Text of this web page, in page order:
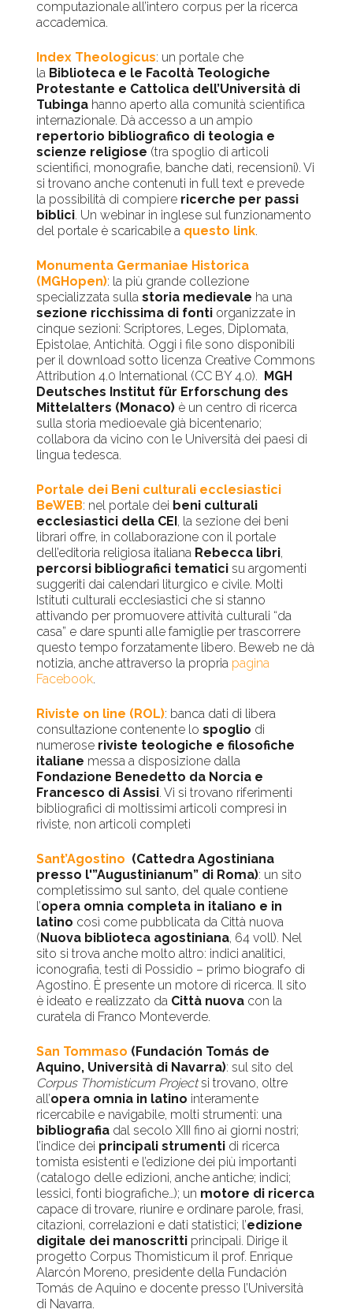
computazionale all’intero corpus per la ricerca
accademica.
Index Theologicus: un portale che
la Biblioteca e le Facoltà Teologiche
Protestante e Cattolica dell’Università di
Tubinga hanno aperto alla comunità scientifica
internazionale. Dà accesso a un ampio
repertorio bibliografico di teologia e
scienze religiose (tra spoglio di articoli
scientifici, monografie, banche dati, recensioni). Vi
si trovano anche contenuti in full text e prevede
la possibilità di compiere ricerche per passi
biblici. Un webinar in inglese sul funzionamento
del portale è scaricabile a questo link.
Monumenta Germaniae Historica
(MGHopen): la più grande collezione
specializzata sullastoria medievale ha una
sezione ricchissima di fonti organizzate in
cinque sezioni: Scriptores, Leges, Diplomata,
Epistolae, Antichità. Oggi i file sono disponibili
per il download sotto licenza Creative Commons
Attribution 4.0 International (CC BY 4.0).
MGH
Deutsches Institut für Erforschung des
Mittelalters (Monaco) è un centro di ricerca
sulla storia medioevale già bicentenario;
collabora da vicino con le Università dei paesi di
lingua tedesca.
Portale dei Beni culturali ecclesiastici
BeWEB: nel portale dei beni culturali
ecclesiastici della CEI , la sezione dei beni
librari offre, in collaborazione con il portale
dell’editoria religiosa italiana Rebecca libri,
percorsi bibliografici tematici su argomenti
suggeriti dai calendari liturgico e civile. Molti
Istituti culturali ecclesiastici che si stanno
attivando per promuovere attività culturali “da
casa” e dare spunti alle famiglie per trascorrere
questo tempo forzatamente libero. Beweb ne dà
notizia, anche attraverso la propria pagina
Facebook.
Riviste on line (ROL): banca dati di libera
consultazione contenente lospoglio di
numerose riviste teologiche e filosofiche
italiane messa a disposizione dalla
Fondazione Benedetto da Norcia e
Francesco di Assisi. Vi si trovano riferimenti
bibliografici di moltissimi articoli compresi in
riviste, non articoli completi
Sant’Agostino (Cattedra Agostiniana
presso l'”Augustinianum” di Roma): un sito
completissimo sul santo, del quale contiene
l’opera omnia completa in italiano e in
latino così come pubblicata da Città nuova
( Nuova biblioteca agostiniana, 64 voll). Nel
sito si trova anche molto altro: indici analitici,
iconografia, testi di Possidio – primo biografo di
Agostino. È presente un motore di ricerca. Il sito
è ideato e realizzato da Città nuova con la
curatela di Franco Monteverde.
San Tommaso (Fundación Tomás de
Aquino, Università di Navarra): sul sito del
Corpus Thomisticum Projectsi trovano, oltre
all’opera omnia in latino interamente
ricercabile e navigabile, molti strumenti: una
bibliografia dal secolo XIII fino ai giorni nostri;
l’indice dei principali strumenti di ricerca
tomista esistenti e l’edizione dei più importanti
(catalogo delle edizioni, anche antiche; indici;
lessici, fonti biografiche…); un motore di ricerca
capace di trovare, riunire e ordinare parole, frasi,
citazioni, correlazioni e dati statistici; l’edizione
digitale dei manoscritti principali. Dirige il
progetto Corpus Thomisticum il prof. Enrique
Alarcón Moreno, presidente della Fundación
Tomás de Aquino e docente presso l’Università
di Navarra.